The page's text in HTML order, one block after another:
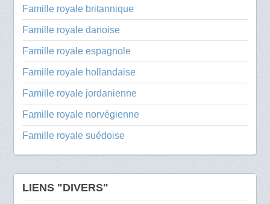
Famille royale britannique
Famille royale danoise
Famille royale espagnole
Famille royale hollandaise
Famille royale jordanienne
Famille royale norvégienne
Famille royale suédoise
LIENS "DIVERS"